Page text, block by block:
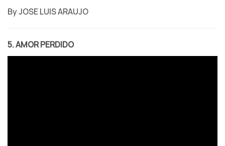
By JOSE LUIS ARAUJO
5. AMOR PERDIDO